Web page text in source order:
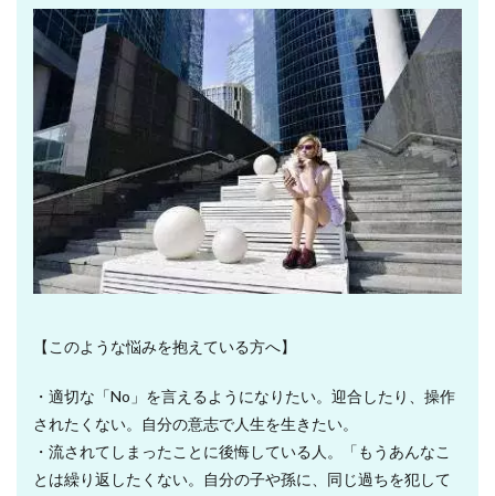
【このような悩みを抱えている方へ】
・適切な「No」を言えるようになりたい。迎合したり、操作
されたくない。自分の意志で人生を生きたい。
・流されてしまったことに後悔している人。「もうあんなこ
とは繰り返したくない。自分の子や孫に、同じ過ちを犯して